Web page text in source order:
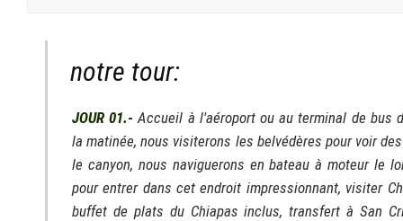
notre tour:
JOUR 01.- Accueil à l'aéroport ou au terminal de bus
la matinée, nous visiterons les belvédères pour voir
le canyon, nous naviguerons en bateau à moteur le
pour entrer dans cet endroit impressionnant, visiter
buffet de plats du Chiapas inclus, transfert à San